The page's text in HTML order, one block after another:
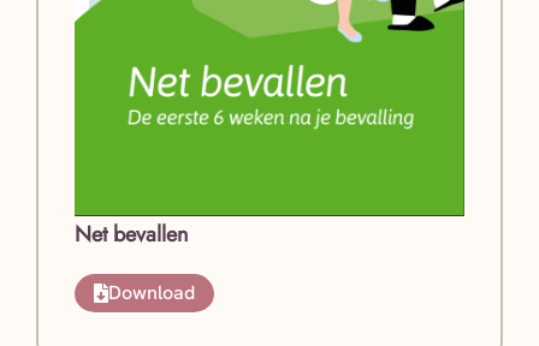
Net bevallen
Download